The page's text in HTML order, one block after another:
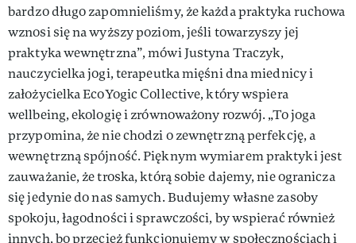
bardzo długo zapomnieliśmy, że każda praktyka ruchowa
wznosi się na wyższy poziom, jeśli towarzyszy jej
praktyka wewnętrzna”, mówi Justyna Traczyk,
nauczycielka jogi, terapeutka mięśni dna miednicy i
założycielka EcoYogic Collective, który wspiera
wellbeing, ekologię i zrównoważony rozwój. „To joga
przypomina, że nie chodzi o zewnętrzną perfekcję, a
wewnętrzną spójność. Pięknym wymiarem praktyki jest
zauważanie, że troska, którą sobie dajemy, nie ogranicza
się jedynie do nas samych. Budujemy własne zasoby
spokoju, łagodności i sprawczości, by wspierać również
innych, bo przecież funkcjonujemy w społecznościach i